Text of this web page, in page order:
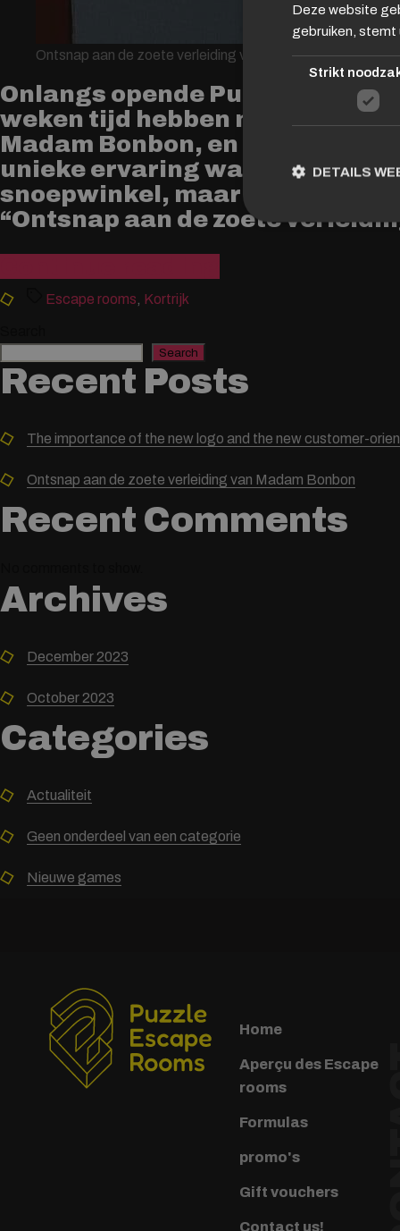
Ontsnap aan de zoete verleiding van Madam Bonbon
Onlangs opende Puzzle Kortrijk
weken tijd hebben meer dan
Madam Bonbon, en het
unieke ervaring waarin je
snoepwinkel, maar al snel blijkt
“Ontsnap aan de zoete
verleiding
van
Bonbon”
TagsEscape rooms Kortrijk
Search
Recent Posts
The importance of the new logo and the new customer-
Ontsnap aan de zoete verleiding van Madam Bonbon
Recent Comments
Archives
December 2023
October 2023
Categories
Actualiteit
Geen onderdeel van een categorie
Nieuwe games
Home
Aperçu des Escape
rooms
Formulas
promo's
Gift vouchers
Contact us!
Deze website
gebruiken, stemt
Strikt
DETAILS